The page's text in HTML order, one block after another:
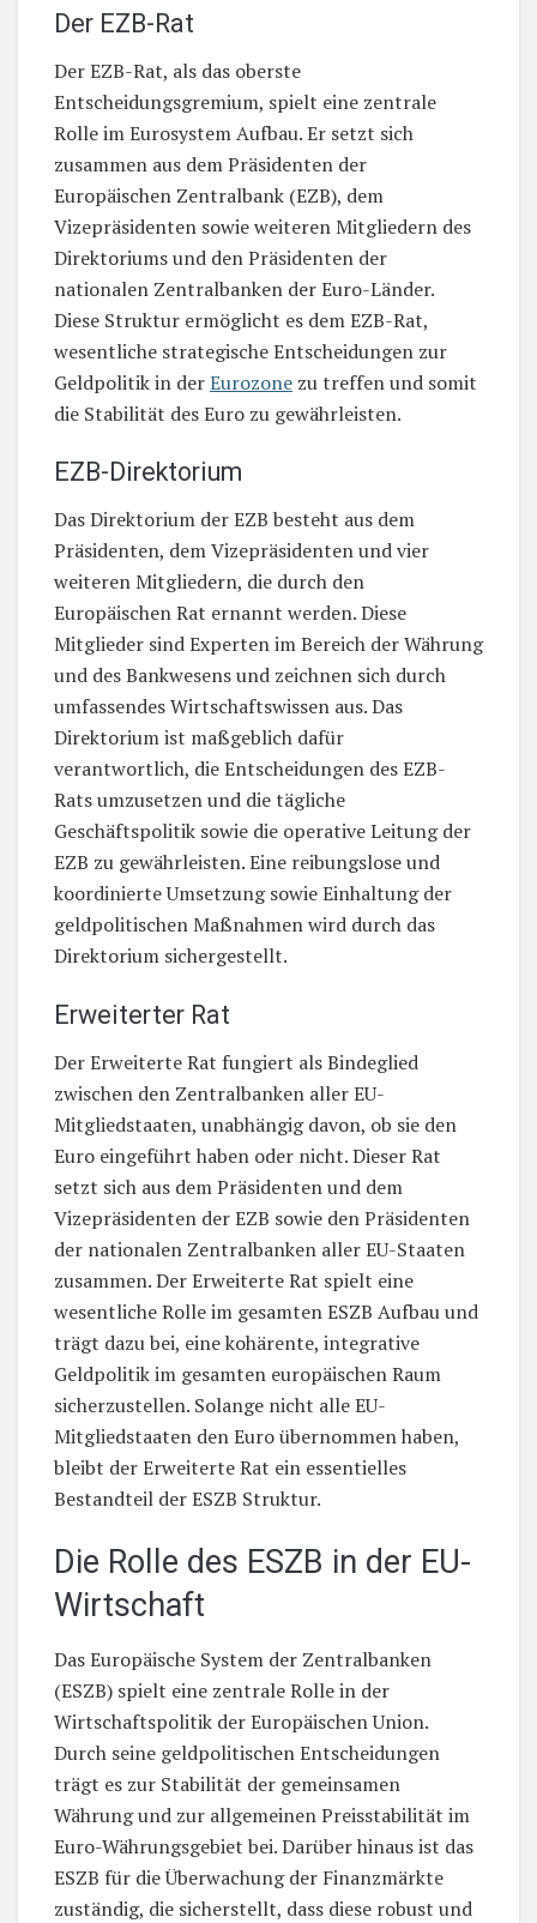
Der EZB-Rat
Der EZB-Rat, als das oberste
Entscheidungsgremium, spielt eine zentrale
Rolle im Eurosystem Aufbau. Er setzt sich
zusammen aus dem Präsidenten der
Europäischen Zentralbank (EZB), dem
Vizepräsidenten sowie weiteren Mitgliedern des
Direktoriums und den Präsidenten der
nationalen Zentralbanken der Euro-Länder.
Diese Struktur ermöglicht es dem EZB-Rat,
wesentliche strategische Entscheidungen zur
Geldpolitik in derEurozone zu treffen und somit
die Stabilität des Euro zu gewährleisten.
EZB-Direktorium
Das Direktorium der EZB besteht aus dem
Präsidenten, dem Vizepräsidenten und vier
weiteren Mitgliedern, die durch den
Europäischen Rat ernannt werden. Diese
Mitglieder sind Experten im Bereich der Währung
und des Bankwesens und zeichnen sich durch
umfassendes Wirtschaftswissen aus. Das
Direktorium ist maßgeblich dafür
verantwortlich, die Entscheidungen des EZB-
Rats umzusetzen und die tägliche
Geschäftspolitik sowie die operative Leitung der
EZB zu gewährleisten. Eine reibungslose und
koordinierte Umsetzung sowie Einhaltung der
geldpolitischen Maßnahmen wird durch das
Direktorium sichergestellt.
Erweiterter Rat
Der Erweiterte Rat fungiert als Bindeglied
zwischen den Zentralbanken aller EU-
Mitgliedstaaten, unabhängig davon, ob sie den
Euro eingeführt haben oder nicht. Dieser Rat
setzt sich aus dem Präsidenten und dem
Vizepräsidenten der EZB sowie den Präsidenten
der nationalen Zentralbanken aller EU-Staaten
zusammen. Der Erweiterte Rat spielt eine
wesentliche Rolle im gesamten ESZB Aufbau und
trägt dazu bei, eine kohärente, integrative
Geldpolitik im gesamten europäischen Raum
sicherzustellen. Solange nicht alle EU-
Mitgliedstaaten den Euro übernommen haben,
bleibt der Erweiterte Rat ein essentielles
Bestandteil der ESZB Struktur.
Die Rolle des ESZB in der EU-
Wirtschaft
Das Europäische System der Zentralbanken
(ESZB) spielt eine zentrale Rolle in der
Wirtschaftspolitik der Europäischen Union.
Durch seine geldpolitischen Entscheidungen
trägt es zur Stabilität der gemeinsamen
Währung und zur allgemeinen Preisstabilität im
Euro-Währungsgebiet bei. Darüber hinaus ist das
ESZB für die Überwachung der Finanzmärkte
zuständig, die sicherstellt, dass diese robust und